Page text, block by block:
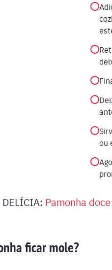
ou
Pamonha
ficar mole?